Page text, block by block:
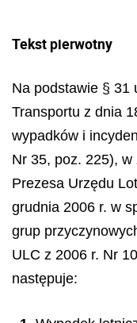
Tekst pierwotny
Na podstawie § 31
Transportu z dnia
wypadków i
Nr 35, poz. 225),
Prezesa Urzędu
grudnia 2006 r. w
grup
ULC z 2006 r. Nr
następuje: